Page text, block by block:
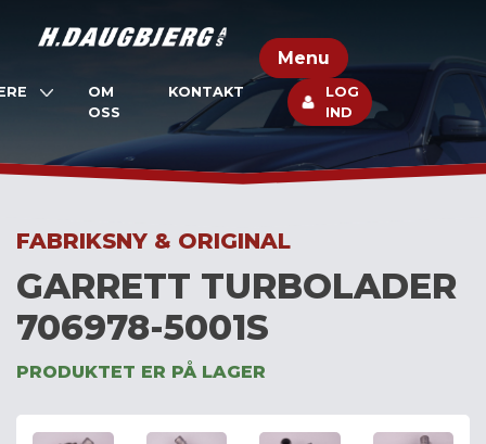
Menu
OM
OSS
KONTAKT
LOG
IND
FABRIKSNY & ORIGINAL
GARRETT TURBOLADER
706978-5001S
PRODUKTET ER PÅ LAGER